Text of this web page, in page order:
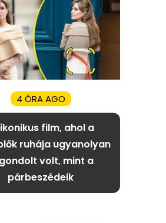
4 ÓRA AGO
film, ahol a
ruhája ugyanolyan
volt, mint a
párbeszédeik